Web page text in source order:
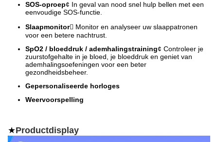
SOS-oproep¢ In geval van nood snel hulp bellen met een
eenvoudige SOS-functie.
Slaapmonitor Monitor en analyseer uw slaappatronen
voor een betere nachtrust.
SpO2 / bloeddruk / ademhalingstraining¢ Controleer je
zuurstofgehalte in je bloed, je bloeddruk en geniet van
ademhalingsoefeningen voor een beter
gezondheidsbeheer.
Gepersonaliseerde horloges
Weervoorspelling
★Productdisplay